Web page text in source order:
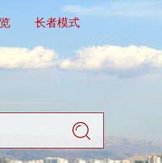
长者模式